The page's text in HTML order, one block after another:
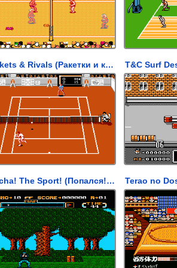
Rackets & Rivals (Ракетки и конкуренты)
Gotcha! The Sport! (Попался! - Спорт!)